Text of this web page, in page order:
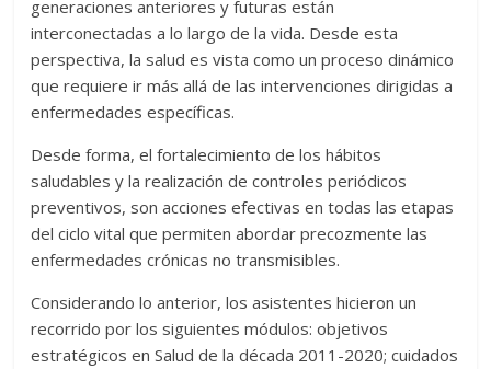
generaciones anteriores y futuras están
interconectadas a lo largo de la vida. Desde esta
perspectiva, la salud es vista como un proceso dinámico
que requiere ir más allá de las intervenciones dirigidas a
enfermedades específicas.
Desde forma, el fortalecimiento de los hábitos
saludables y la realización de controles periódicos
preventivos, son acciones efectivas en todas las etapas
del ciclo vital que permiten abordar precozmente las
enfermedades crónicas no transmisibles.
Considerando lo anterior, los asistentes hicieron un
recorrido por los siguientes módulos: objetivos
estratégicos en Salud de la década 2011-2020; cuidados